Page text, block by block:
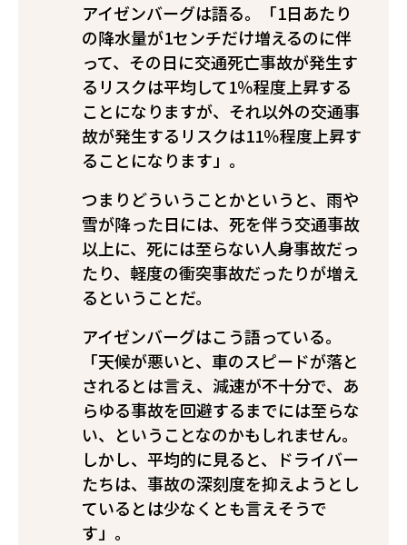
アイゼンバーグは語る。「1日あたり
の降水量が1センチだけ増えるのに伴
って、その日に交通死亡事故が発生す
るリスクは平均して1％程度上昇する
ことになりますが、それ以外の交通事
故が発生するリスクは11％程度上昇す
ることになります」。
つまりどういうことかというと、雨や
雪が降った日には、死を伴う交通事故
以上に、死には至らない人身事故だっ
たり、軽度の衝突事故だったりが増え
るということだ。
アイゼンバーグはこう語っている。
「天候が悪いと、車のスピードが落と
されるとは言え、減速が不十分で、あ
らゆる事故を回避するまでには至らな
い、ということなのかもしれません。
しかし、平均的に見ると、ドライバー
たちは、事故の深刻度を抑えようとし
ているとは少なくとも言えそうで
す」。